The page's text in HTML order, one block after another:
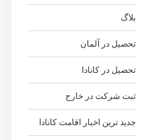
بلاگ
تحصیل در آلمان
تحصیل در کانادا
ثبت شرکت در خارج
جدید ترین اخبار اقامت کانادا